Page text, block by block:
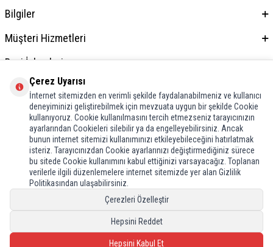
Bilgiler
Müşteri Hizmetleri
Bayi İşlemleri
Adres & İletişim
Çerez Uyarısı
İnternet sitemizden en verimli şekilde faydalanabilmeniz ve kullanıcı
deneyiminizi geliştirebilmek için mevzuata uygun bir şekilde Cookie
kullanıyoruz. Cookie kullanılmasını tercih etmezseniz tarayıcınızın
ayarlarından Cookieleri silebilir ya da engelleyebilirsiniz. Ancak
bunun internet sitemizi kullanımınızı etkileyebileceğini hatırlatmak
isteriz. Tarayıcınızdan Cookie ayarlarınızı değiştirmediğiniz sürece
bu sitede Cookie kullanımını kabul ettiğinizi varsayacağız. Toplanan
verilerle ilgili düzenlemelere internet sitemizde yer alan Gizlilik
Politikasından ulaşabilirsiniz.
Çerezleri Özelleştir
Hepsini Reddet
Hepsini Kabul Et